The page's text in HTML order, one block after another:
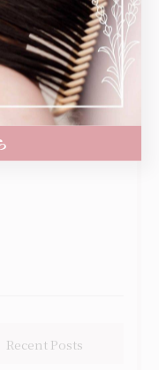
Categories
Recent Posts